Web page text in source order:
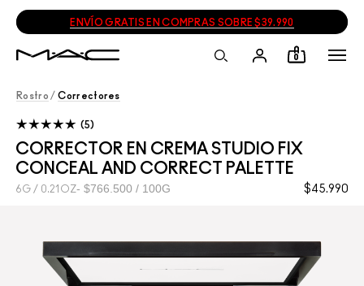
ENVÍO GRATIS EN COMPRAS SOBRE $39.990
0
Rostro / Correctores
CORRECTOR EN CREMA STUDIO FIX
CONCEAL AND CORRECT PALETTE
$45.990
6G / 0.21OZ $766.500 / 100G
5